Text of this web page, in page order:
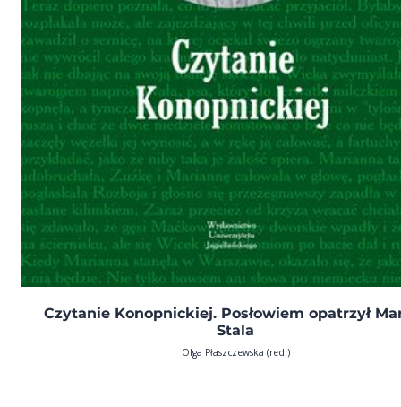
Czytanie Konopnickiej. Posłowiem opatrzył
Stala
Olga Płaszczewska (red.)